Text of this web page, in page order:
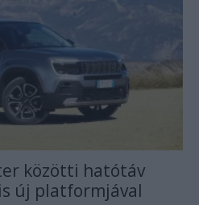
közötti hatótáv
új platformjával